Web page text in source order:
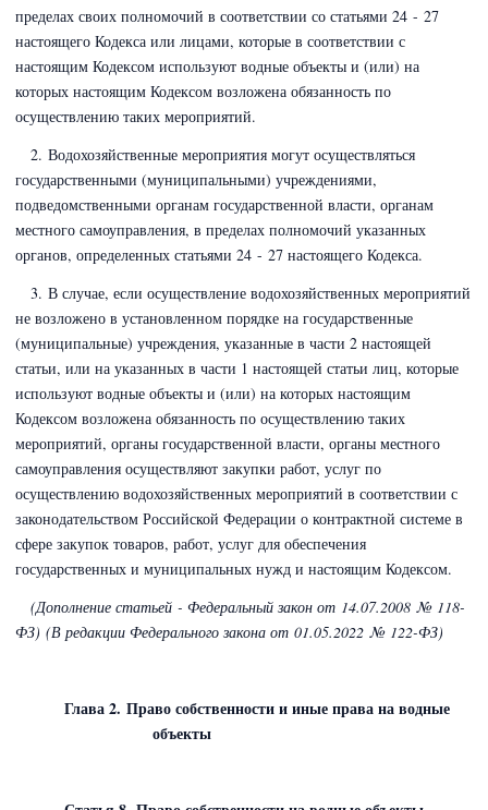
пределах своих полномочий в соответствии со статьями 24 - 27
настоящего Кодекса или лицами, которые в соответствии с
настоящим Кодексом используют водные объекты и (или) на
которых настоящим Кодексом возложена обязанность по
осуществлению таких мероприятий.
2. Водохозяйственные мероприятия могут осуществляться
государственными (муниципальными) учреждениями,
подведомственными органам государственной власти, органам
местного самоуправления, в пределах полномочий указанных
органов, определенных статьями 24 - 27 настоящего Кодекса.
3. В случае, если осуществление водохозяйственных мероприятий
не возложено в установленном порядке на государственные
(муниципальные) учреждения, указанные в части 2 настоящей
статьи, или на указанных в части 1 настоящей статьи лиц, которые
используют водные объекты и (или) на которых настоящим
Кодексом возложена обязанность по осуществлению таких
мероприятий, органы государственной власти, органы местного
самоуправления осуществляют закупки работ, услуг по
осуществлению водохозяйственных мероприятий в соответствии с
законодательством Российской Федерации о контрактной системе в
сфере закупок товаров, работ, услуг для обеспечения
государственных и муниципальных нужд и настоящим Кодексом.
(Дополнение статьей - Федеральный закон от 14.07.2008 № 118-
ФЗ) (В редакции Федерального закона от 01.05.2022 № 122-ФЗ)
Глава 2. Право собственности и иные права на водные
объекты